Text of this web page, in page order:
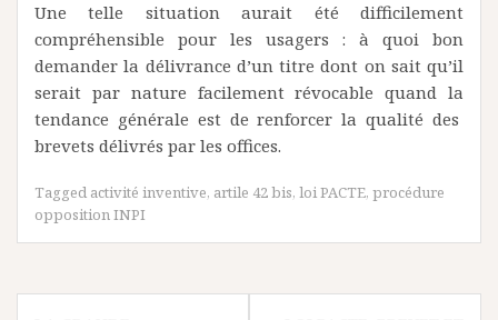
Une telle situation aurait été difficilement
compréhensible pour les usagers : à quoi bon
demander la délivrance d’un titre dont on sait qu’il
serait par nature facilement révocable quand la
tendance générale est de renforcer la qualité des
brevets délivrés par les offices.
Tagged activité inventive, artile 42 bis, loi PACTE, procédure
opposition INPI
Navigation